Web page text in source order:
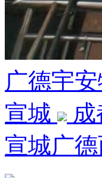
广德宇
宣城
宣城广